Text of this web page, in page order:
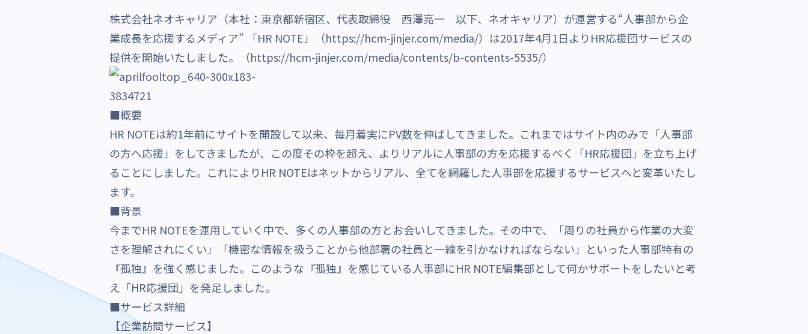
株式会社ネオキャリア（本社：東京都新宿区、代表取締役 西澤亮一 以下、ネオキャリア）が運営する“人事部から企
業成長を応援するメディア” 「HR NOTE 」（https://hcm-jinjer.com/media/）は2017年4月1日よりHR応援団サービスの
提供を開始いたしました。（https://hcm-jinjer.com/media/contents/b-contents-5535/）
■概要
HR NOTEは約1年前にサイトを開設して以来、毎月着実にPV数を伸ばしてきました。これまではサイト内のみで「人事部
の方へ応援」をしてきましたが、この度その枠を超え、よりリアルに人事部の方を応援するべく「HR応援団」を立ち上げ
ることにしました。これによりHR NOTEはネットからリアル、全てを網羅した人事部を応援するサービスへと変革いたし
ます。
■背景
今までHR NOTEを運用していく中で、多くの人事部の方とお会いしてきました。その中で、「周りの社員から作業の大変
さを理解されにくい」「機密な情報を扱うことから他部署の社員と一線を引かなければならない」といった人事部特有の
『孤独』を強く感じました。このような『孤独』を感じている人事部にHR NOTE編集部として何かサポートをしたいと考
え「HR応援団」を発足しました。
■サービス詳細
【企業訪問サービス】